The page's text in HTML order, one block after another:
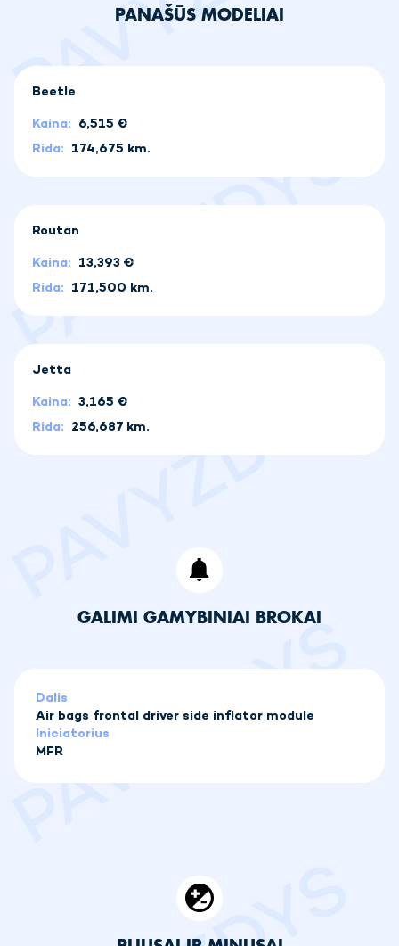
PANAŠŪS MODELIAI
Beetle
Kaina: 6,515 €
Rida: 174,675 km.
Routan
Kaina: 13,393 €
Rida: 171,500 km.
Jetta
Kaina: 3,165 €
Rida: 256,687 km.
GALIMI GAMYBINIAI BROKAI
Dalis
Air bags frontal driver side inflator module
Iniciatorius
MFR